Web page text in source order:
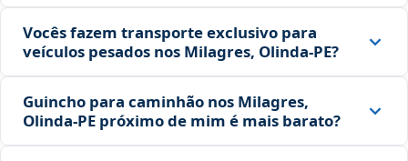
Vocês fazem transporte exclusivo para
veículos pesados nos Milagres, Olinda‑PE?
Guincho para caminhão nos Milagres,
Olinda‑PE próximo de mim é mais barato?